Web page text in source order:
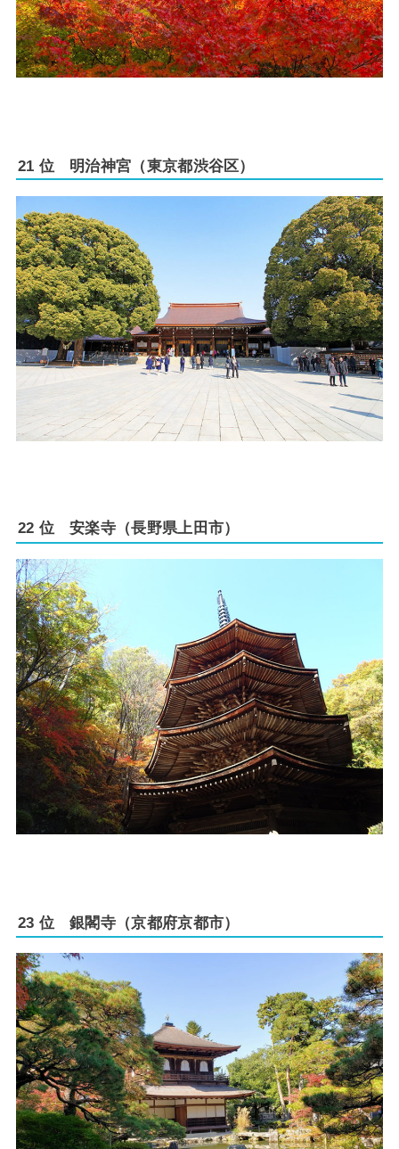
21 位 明治神宮（東京都渋谷区）
22 位 安楽寺（長野県上田市）
23 位 銀閣寺（京都府京都市）